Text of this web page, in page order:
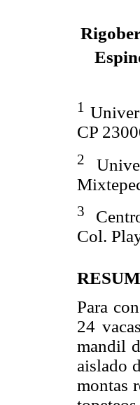
1
CP
2
3
Col.
Para
24
mandil
aislado
montas